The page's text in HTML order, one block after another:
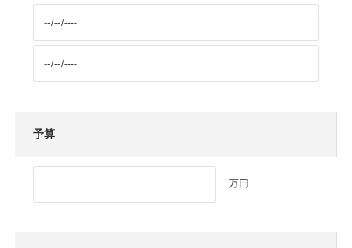
予算
万円